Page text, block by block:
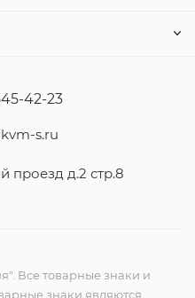
42-23
s.ru
проезд д.2 стр.8
Все товарные знаки и
знаки являются